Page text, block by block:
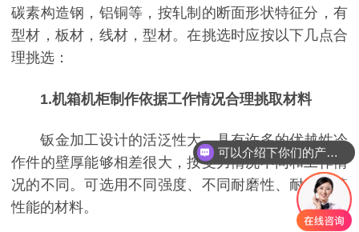
碳素构造钢，铝铜等，按轧制的断面形状特征分，有
型材，板材，线材，型材。在挑选时应按以下几点合
理挑选：
1.机箱机柜制作依据工作情况合理挑取材料
钣金加工设计的活泛性大，具有许多的优越性冷
作件的壁厚能够相差很大，按受力情况不同和工作情
况的不同。可选用不同强度、不同耐磨性、耐腐蚀等
性能的材料。
可以介绍下你们的产品么